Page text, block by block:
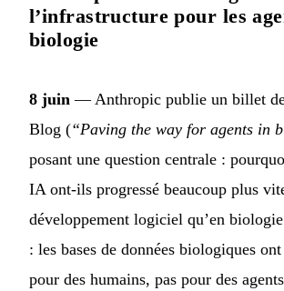
l’infrastructure pour les
biologie
8 juin — Anthropic publie un billet
Blog (“Paving the way for agents in
posant une question centrale :
IA ont-ils progressé beaucoup plus
développement logiciel qu’en
: les bases de données biologiques
pour des humains, pas pour des